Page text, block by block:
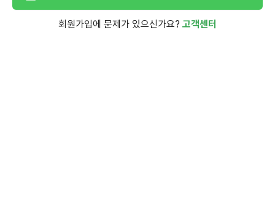
회원가입에 문제가 있으신가요? 고객센터